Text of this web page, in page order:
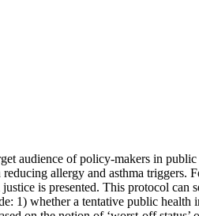
audience of policy-makers in
allergy and asthma triggers.
is presented. This protocol can
1) whether a tentative public